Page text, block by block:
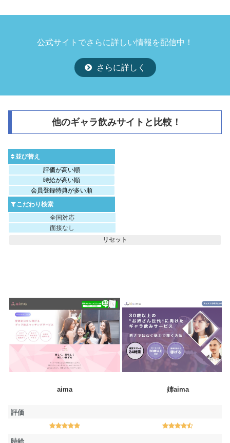
公式サイトでさらに詳しい情報を配信中！
さらに詳しく
他のギャラ飲みサイトと比較！
並び替え
評価が高い順
時給が高い順
会員登録特典が多い順
こだわり検索
全国対応
面接なし
リセット
評価
時給
aima 姉aima